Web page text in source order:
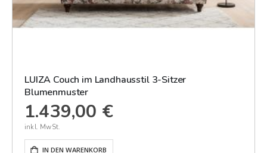
LUIZA Couch im Landhausstil 3-Sitzer
Blumenmuster
1.439,00 €
IN DEN WARENKORB